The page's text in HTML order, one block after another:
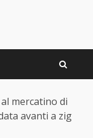
mercatino di
avanti a zig